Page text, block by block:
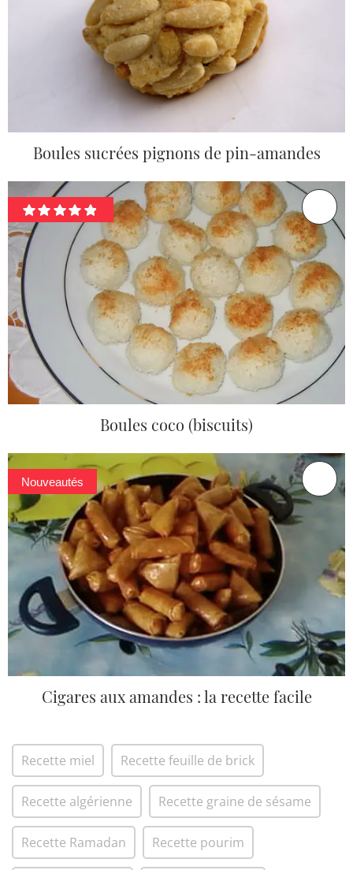
Boules sucrées pignons de pin-amandes
Boules coco (biscuits)
Nouveautés
Cigares aux amandes : la recette facile
Recette miel Recette feuille de brick
Recette algérienne Recette graine de sésame
Recette Ramadan Recette pourim